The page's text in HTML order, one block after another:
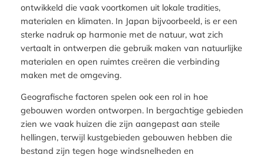
ontwikkeld die vaak voortkomen uit lokale tradities,
materialen en klimaten. In Japan bijvoorbeeld, is er een
sterke nadruk op harmonie met de natuur, wat zich
vertaalt in ontwerpen die gebruik maken van natuurlijke
materialen en open ruimtes creëren die verbinding
maken met de omgeving.
Geografische factoren spelen ook een rol in hoe
gebouwen worden ontworpen. In bergachtige gebieden
zien we vaak huizen die zijn aangepast aan steile
hellingen, terwijl kustgebieden gebouwen hebben die
bestand zijn tegen hoge windsnelheden en